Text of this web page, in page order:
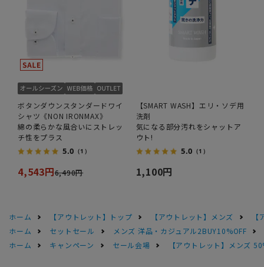
ボタンダウンスタンダードワイ
シャツ《NON IRONMAX》
綿の柔らかな風合いにストレッ
チ性をプラス
5.0 （1）
4,543円6,490円
【SMART WASH】エリ・ソデ用
洗剤
気になる部分汚れをシャットア
ウト!
5.0 （1）
1,100円
ホーム 【アウトレット】トップ 【アウトレット】メンズ
ホーム
セットセール
メンズ 洋品・カジュアル2BUY10%OFF
ホーム
キャンペーン セール会場 【アウトレット】メンズ